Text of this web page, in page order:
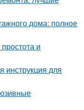
дома: полное
и
инструкция для